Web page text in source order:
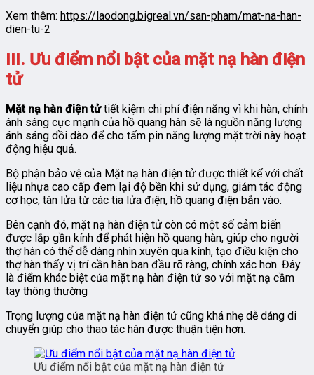
Xem thêm: https://laodong.bigreal.vn/san-pham/mat-na-han-
dien-tu-2
III. Ưu điểm nổi bật của mặt nạ hàn điện
tử
Mặt nạ hàn điện tửtiết kiệm chi phí điện năng vì khi hàn, chính
ánh sáng cực mạnh của hồ quang hàn sẽ là nguồn năng lượng
ánh sáng dồi dào để cho tấm pin năng lượng mặt trời này hoạt
động hiệu quả.
Bộ phận bảo vệ của Mặt nạ hàn điện tử được thiết kế với chất
liệu nhựa cao cấp đem lại độ bền khi sử dụng, giảm tác động
cơ học, tàn lửa từ các tia lửa điện, hồ quang điện bắn vào.
Bên cạnh đó, mặt nạ hàn điện tử còn có một số cảm biến
được lắp gần kính để phát hiện hồ quang hàn, giúp cho người
thợ hàn có thể dễ dàng nhìn xuyên qua kính, tạo điều kiện cho
thợ hàn thấy vị trí cần hàn ban đầu rõ ràng, chính xác hơn. Đây
là điểm khác biệt của mặt nạ hàn điện tử so với mặt nạ cầm
tay thông thường
Trọng lượng của mặt nạ hàn điện tử cũng khá nhẹ dễ dáng di
chuyển giúp cho thao tác hàn được thuận tiện hơn.
Ưu điểm nổi bật của mặt nạ hàn điện tử